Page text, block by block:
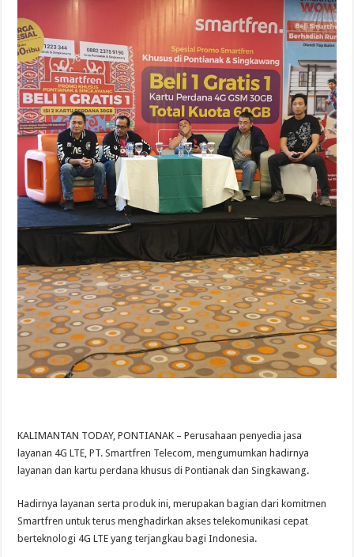
KALIMANTAN TODAY, PONTIANAK – Perusahaan penyedia jasa
layanan 4G LTE, PT. Smartfren Telecom, mengumumkan hadirnya
layanan dan kartu perdana khusus di Pontianak dan Singkawang.
Hadirnya layanan serta produk ini, merupakan bagian dari komitmen
Smartfren untuk terus menghadirkan akses telekomunikasi cepat
berteknologi 4G LTE yang terjangkau bagi Indonesia.